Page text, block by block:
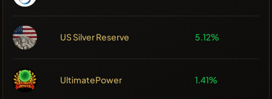
US Silver Reserve 5.12%
UltimatePower 1.41%